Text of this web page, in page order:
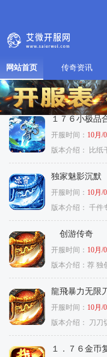
网站首页 传奇资讯
１７６小极品
开服时间： 10月/
版本介绍：
比纸
独家魅影沉默
开服时间： 10月/
版本介绍： 千件
创游传奇
开服时间： 10月/
版本介绍： 荐 独
龍飛暴力无限
开服时间： 10月/
版本介绍：
刀刀
１．７６金币